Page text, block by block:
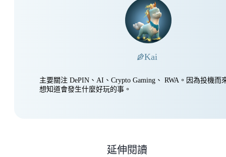
Kai
主要關注 DePIN、AI、Crypto Gaming、 RWA。因為投機而
想知道會發生什麼好玩的事。
延伸閱讀